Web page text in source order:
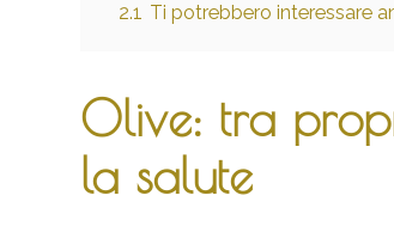
2.1 Ti potrebbero interessare
Olive: tra
la salute